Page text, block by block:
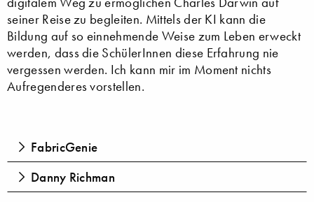
seiner Reise zu begleiten. Mittels der KI kann die
Bildung auf so einnehmende Weise zum Leben erweckt
werden, dass die SchülerInnen diese Erfahrung nie
vergessen werden. Ich kann mir im Moment nichts
Aufregenderes vorstellen.
FabricGenie
Danny Richman